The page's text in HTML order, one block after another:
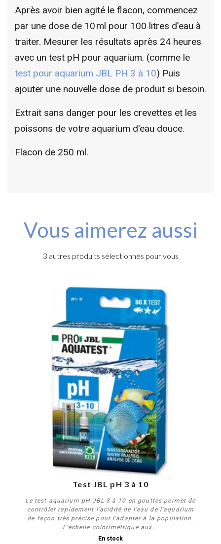
Après avoir bien agité le flacon, commencez
par une dose de 10 ml pour 100 litres d’eau à
traiter. Mesurer les résultats après 24 heures
avec un test pH pour aquarium. (comme le
test pour aquarium JBL PH 3 à 10) Puis
ajouter une nouvelle dose de produit si besoin.
Extrait sans danger pour les crevettes et les
poissons de votre aquarium d'eau douce.
Flacon de 250 ml.
Vous aimerez aussi
3 autres produits sélectionnés pour vous
Test JBL pH 3 à 10
Le test aquarium pH JBL 3 à 10 en gouttes permet de
contrôler rapidement l'acidité de l'eau de l'aquarium
de façon très précise pour l'adapter à la population.
L'échelle colorimétrique aux...
En stock